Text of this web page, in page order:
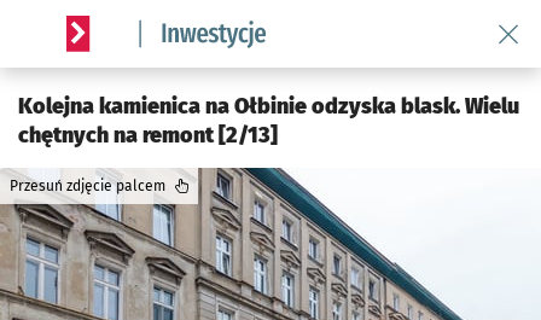
Serwis informacyjny wroclaw.pl podserwis:
Kolejna kamienica na Ołbinie odzyska blask. Wielu
chętnych na remont [2/13]
Przesuń zdjęcie palcem